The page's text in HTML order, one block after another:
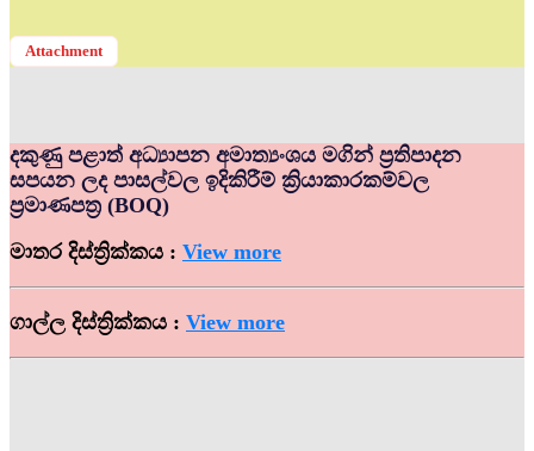
Attachment
දකුණු පළාත් අධ්‍යාපන අමාත්‍යංශය මගින් ප්‍රතිපාදන
සපයන ලද පාසල්වල ඉදිකිරීම් ක්‍රියාකාරකම්වල
ප්‍රමාණපත්‍ර (BOQ)
මාතර දිස්ත්‍රික්කය : View more
ගාල්ල දිස්ත්‍රික්කය : View more